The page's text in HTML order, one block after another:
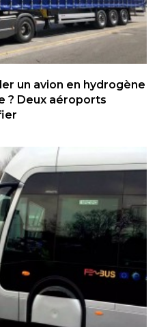
un avion en hydrogène
? Deux aéroports